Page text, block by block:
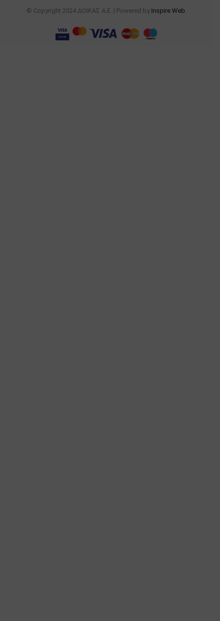
© Copyright 2024 ΔΟΙΚΑΣ Α.Ε. | Powered by Inspire Web.